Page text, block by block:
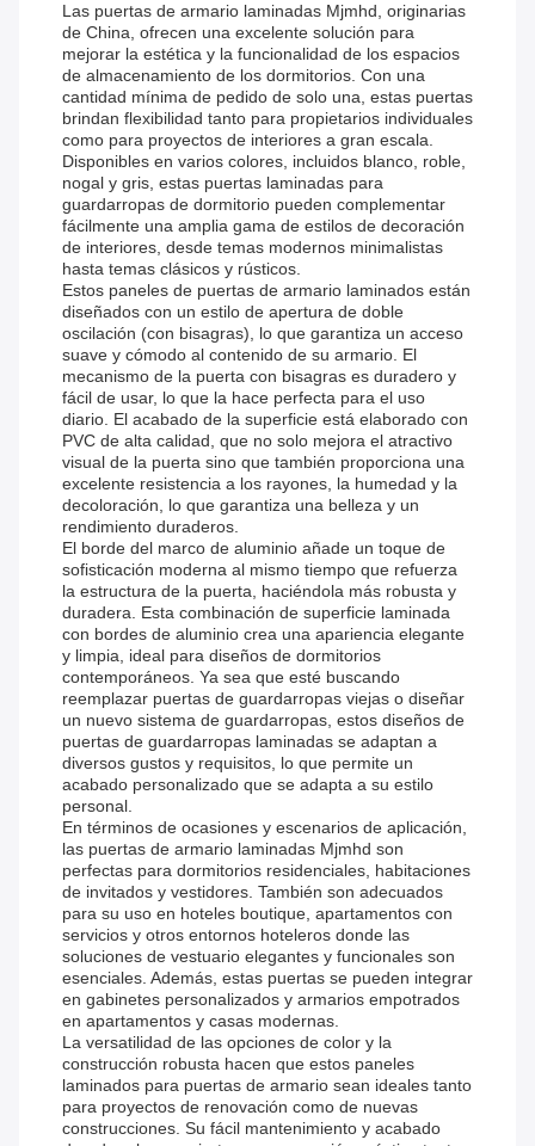
Las puertas de armario laminadas Mjmhd, originarias
de China, ofrecen una excelente solución para
mejorar la estética y la funcionalidad de los espacios
de almacenamiento de los dormitorios. Con una
cantidad mínima de pedido de solo una, estas puertas
brindan flexibilidad tanto para propietarios individuales
como para proyectos de interiores a gran escala.
Disponibles en varios colores, incluidos blanco, roble,
nogal y gris, estas puertas laminadas para
guardarropas de dormitorio pueden complementar
fácilmente una amplia gama de estilos de decoración
de interiores, desde temas modernos minimalistas
hasta temas clásicos y rústicos.
Estos paneles de puertas de armario laminados están
diseñados con un estilo de apertura de doble
oscilación (con bisagras), lo que garantiza un acceso
suave y cómodo al contenido de su armario. El
mecanismo de la puerta con bisagras es duradero y
fácil de usar, lo que la hace perfecta para el uso
diario. El acabado de la superficie está elaborado con
PVC de alta calidad, que no solo mejora el atractivo
visual de la puerta sino que también proporciona una
excelente resistencia a los rayones, la humedad y la
decoloración, lo que garantiza una belleza y un
rendimiento duraderos.
El borde del marco de aluminio añade un toque de
sofisticación moderna al mismo tiempo que refuerza
la estructura de la puerta, haciéndola más robusta y
duradera. Esta combinación de superficie laminada
con bordes de aluminio crea una apariencia elegante
y limpia, ideal para diseños de dormitorios
contemporáneos. Ya sea que esté buscando
reemplazar puertas de guardarropas viejas o diseñar
un nuevo sistema de guardarropas, estos diseños de
puertas de guardarropas laminadas se adaptan a
diversos gustos y requisitos, lo que permite un
acabado personalizado que se adapta a su estilo
personal.
En términos de ocasiones y escenarios de aplicación,
las puertas de armario laminadas Mjmhd son
perfectas para dormitorios residenciales, habitaciones
de invitados y vestidores. También son adecuados
para su uso en hoteles boutique, apartamentos con
servicios y otros entornos hoteleros donde las
soluciones de vestuario elegantes y funcionales son
esenciales. Además, estas puertas se pueden integrar
en gabinetes personalizados y armarios empotrados
en apartamentos y casas modernas.
La versatilidad de las opciones de color y la
construcción robusta hacen que estos paneles
laminados para puertas de armario sean ideales tanto
para proyectos de renovación como de nuevas
construcciones. Su fácil mantenimiento y acabado